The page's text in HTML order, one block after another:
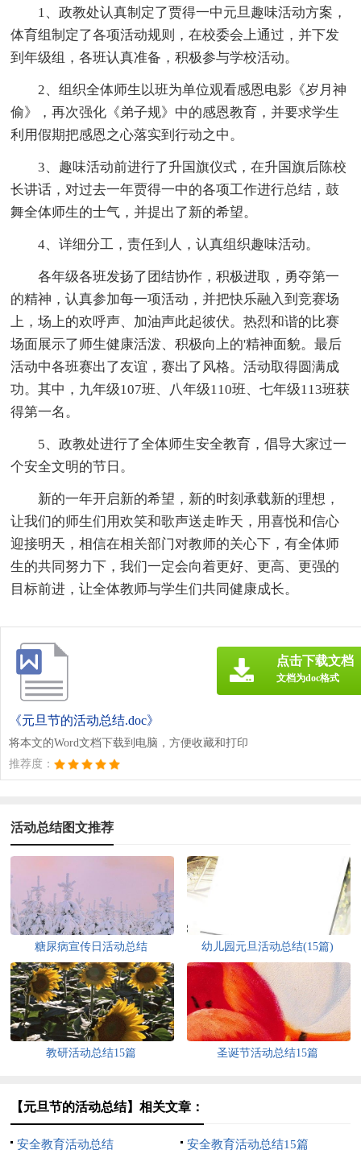
1、政教处认真制定了贾得一中元旦趣味活动方案，
体育组制定了各项活动规则，在校委会上通过，并下发
到年级组，各班认真准备，积极参与学校活动。
2、组织全体师生以班为单位观看感恩电影《岁月神
偷》，再次强化《弟子规》中的感恩教育，并要求学生
利用假期把感恩之心落实到行动之中。
3、趣味活动前进行了升国旗仪式，在升国旗后陈校
长讲话，对过去一年贾得一中的各项工作进行总结，鼓
舞全体师生的士气，并提出了新的希望。
4、详细分工，责任到人，认真组织趣味活动。
各年级各班发扬了团结协作，积极进取，勇夺第一
的精神，认真参加每一项活动，并把快乐融入到竞赛场
上，场上的欢呼声、加油声此起彼伏。热烈和谐的比赛
场面展示了师生健康活泼、积极向上的'精神面貌。最后
活动中各班赛出了友谊，赛出了风格。活动取得圆满成
功。其中，九年级107班、八年级110班、七年级113班获
得第一名。
5、政教处进行了全体师生安全教育，倡导大家过一
个安全文明的节日。
新的一年开启新的希望，新的时刻承载新的理想，
让我们的师生们用欢笑和歌声送走昨天，用喜悦和信心
迎接明天，相信在相关部门对教师的关心下，有全体师
生的共同努力下，我们一定会向着更好、更高、更强的
目标前进，让全体教师与学生们共同健康成长。
《元旦节的活动总结.doc》
将本文的Word文档下载到电脑，方便收藏和打印
推荐度：
点击下载文档
文档为doc格式
活动总结图文推荐
糖尿病宣传日活动总结 幼儿园元旦活动总结(15篇)
教研活动总结15篇 圣诞节活动总结15篇
【元旦节的活动总结】相关文章：
安全教育活动总结 安全教育活动总结15篇